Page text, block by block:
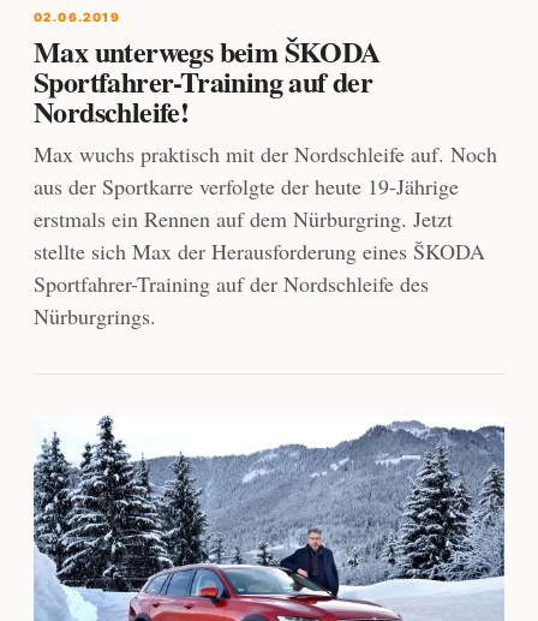
02.06.2019
Max unterwegs beim ŠKODA
Sportfahrer-Training auf der
Nordschleife!
Max wuchs praktisch mit der Nordschleife auf. Noch
aus der Sportkarre verfolgte der heute 19-Jährige
erstmals ein Rennen auf dem Nürburgring. Jetzt
stellte sich Max der Herausforderung eines ŠKODA
Sportfahrer-Training auf der Nordschleife des
Nürburgrings.